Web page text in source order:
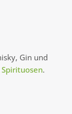
Gin und
Spirituosen.